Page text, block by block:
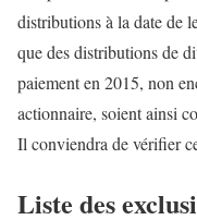
distributions à la date de
que des distributions de
paiement en 2015, non
actionnaire, soient ainsi
Il conviendra de vérifier
Liste des